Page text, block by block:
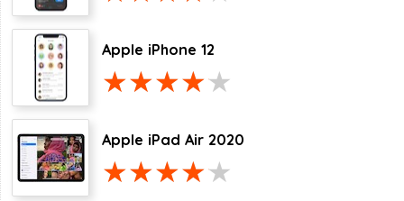
Apple iPhone 12
Apple iPad Air 2020